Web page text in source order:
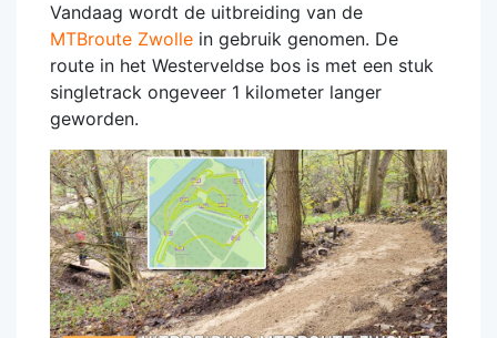
Vandaag wordt de uitbreiding van de
MTBroute Zwolle in gebruik genomen. De
route in het Westerveldse bos is met een stuk
singletrack ongeveer 1 kilometer langer
geworden.